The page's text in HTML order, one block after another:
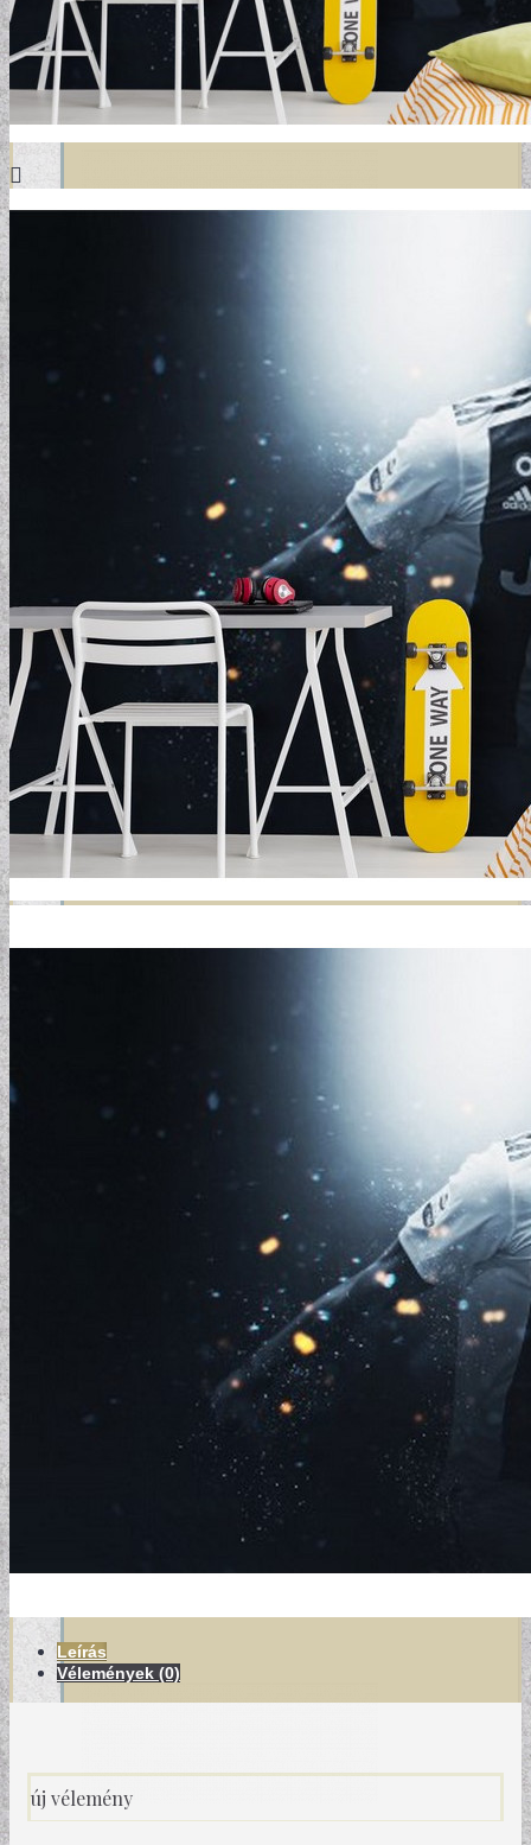
DESIGN TAPÉTÁK
ELEMENTAL COLLECTION
GYERMEKTAPÉTÁK
Leírás
Vélemények (0)
új vélemény